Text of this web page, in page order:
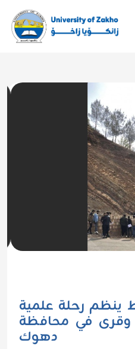
رحلة علمية
وقرى في محافظة
دهوك